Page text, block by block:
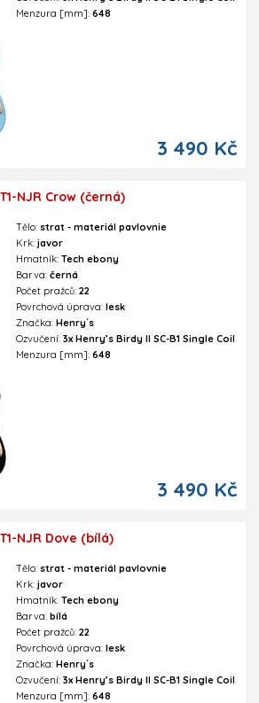
Menzura [mm]:648
3 490 Kč
NJR Crow (černá)
Tělo:strat - materiál pavlovnie
Krk:javor
Hmatník:Tech ebony
Barva:černá
Počet pražců:22
Povrchová úprava:lesk
Značka:Henry´s
Ozvučení:3x Henry’s Birdy II SC-B1 Single Coil
Menzura [mm]:648
3 490 Kč
NJR Dove (bílá)
Tělo:strat - materiál pavlovnie
Krk:javor
Hmatník:Tech ebony
Barva:bílá
Počet pražců:22
Povrchová úprava:lesk
Značka:Henry´s
Ozvučení:3x Henry’s Birdy II SC-B1 Single Coil
Menzura [mm]:648